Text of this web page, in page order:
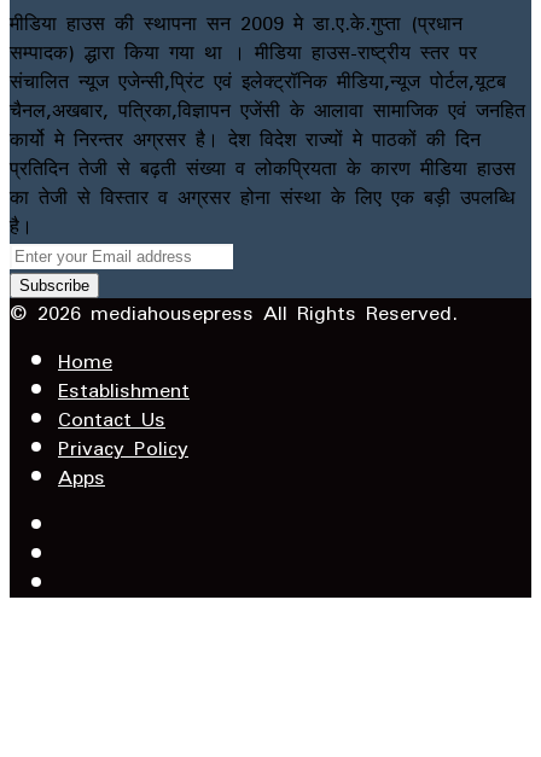
मीडिया हाउस की स्थापना सन 2009 मे डा.ए.के.गुप्ता (प्रधान
सम्पादक) द्धारा किया गया था । मीडिया हाउस-राष्ट्रीय स्तर पर
संचालित न्यूज एजेन्सी,प्रिंट एवं इलेक्ट्रॉनिक मीडिया,न्यूज पोर्टल,यूटब
चैनल,अखबार, पत्रिका,विज्ञापन एजेंसी के आलावा सामाजिक एवं जनहित
कार्यो मे निरन्तर अग्रसर है। देश विदेश राज्यों मे पाठकों की दिन
प्रतिदिन तेजी से बढ़ती संख्या व लोकप्रियता के कारण मीडिया हाउस
का तेजी से विस्तार व अग्रसर होना संस्था के लिए एक बड़ी उपलब्धि
है।
Enter
your
Email
© 2026 mediahousepress All Rights Reserved.
Home
Establishment
Contact Us
Privacy Policy
Apps